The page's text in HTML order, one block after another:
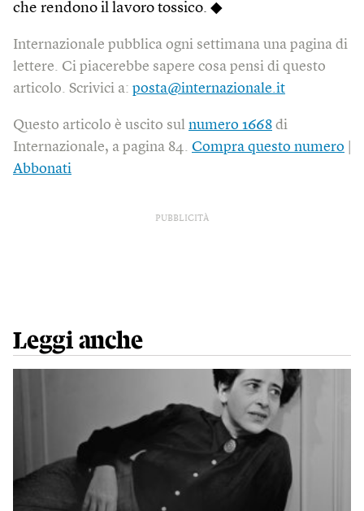
che rendono il lavoro tossico. ◆
Internazionale pubblica ogni settimana una pagina di
lettere. Ci piacerebbe sapere cosa pensi di questo
articolo. Scrivici a: posta@internazionale.it
Questo articolo è uscito sul numero 1668 di
Internazionale, a pagina 84. Compra questo numero
Abbonati
PUBBLICITÀ
Leggi anche